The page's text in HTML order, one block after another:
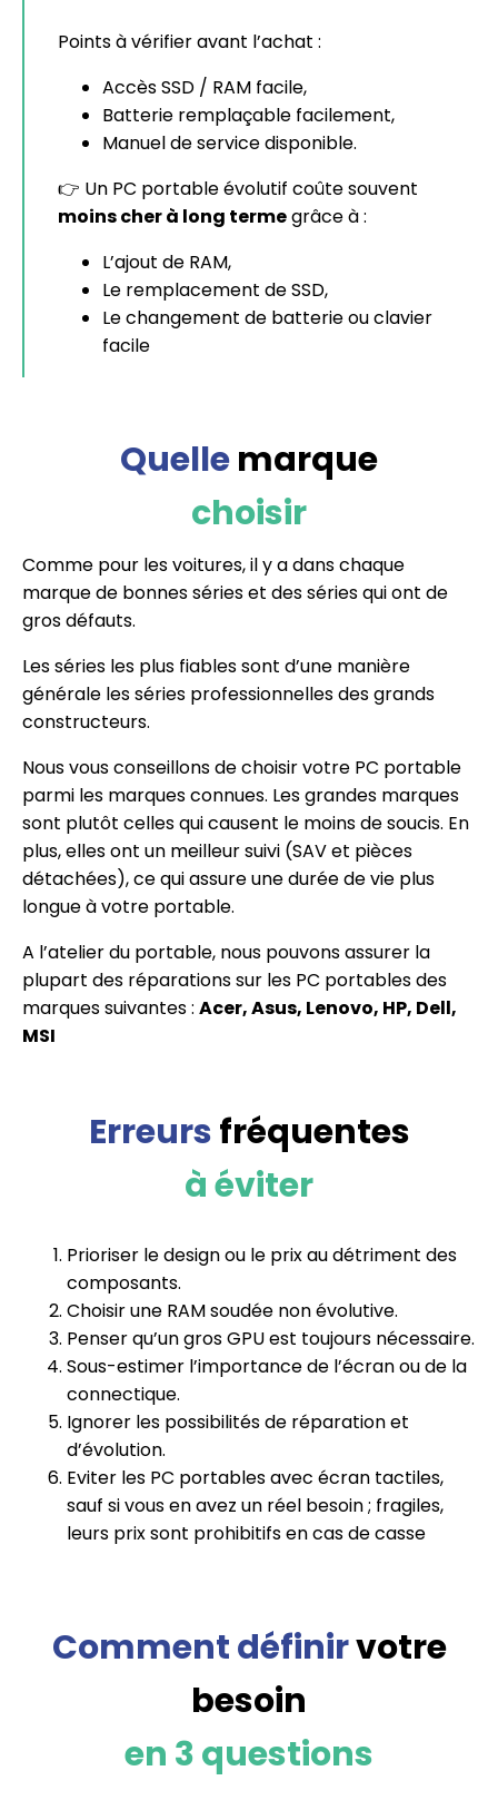
Points à vérifier avant l’achat :
Accès SSD / RAM facile,
Batterie remplaçable facilement,
Manuel de service disponible.
👉 Un PC portable évolutif coûte souvent
moins cher à long termegrâce à :
L’ajout de RAM,
Le remplacement de SSD,
Le changement de batterie ou clavier
facile
Quellemarque
choisir
Comme pour les voitures, il y a dans chaque
marque de bonnes séries et des séries qui ont de
gros défauts.
Les séries les plus fiables sont d’une manière
générale les séries professionnelles des grands
constructeurs.
Nous vous conseillons de choisir votre PC portable
parmi les marques connues. Les grandes marques
sont plutôt celles qui causent le moins de soucis. En
plus, elles ont un meilleur suivi (SAV et pièces
détachées), ce qui assure une durée de vie plus
longue à votre portable.
A l’atelier du portable, nous pouvons assurer la
plupart des réparations sur les PC portables des
marques suivantes : Acer, Asus, Lenovo, HP, Dell,
MSI
Erreursfréquentes
à éviter
Prioriser le design ou le prix au détriment des
composants.
Choisir une RAM soudée non évolutive.
Penser qu’un gros GPU est toujours nécessaire.
Sous-estimer l’importance de l’écran ou de la
connectique.
Ignorer les possibilités de réparation et
d’évolution.
Eviter les PC portables avec écran tactiles,
sauf si vous en avez un réel besoin ; fragiles,
leurs prix sont prohibitifs en cas de casse
Comment définirvotre
besoin
en 3 questions